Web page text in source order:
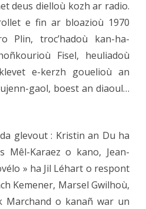
deus dielloù kozh ar radio.
e fin ar bloazioù 1970
Plin, troc’hadoù kan-ha-
Fisel, heuliadoù
e-kerzh gouelioù an
gaol, boest an diaoul…
glevout : Kristin an Du ha
Mêl-Karaez o kano, Jean-
» ha Jil Léhart o respont
Kemener, Marsel Gwilhoù,
Marchand o kanañ war un